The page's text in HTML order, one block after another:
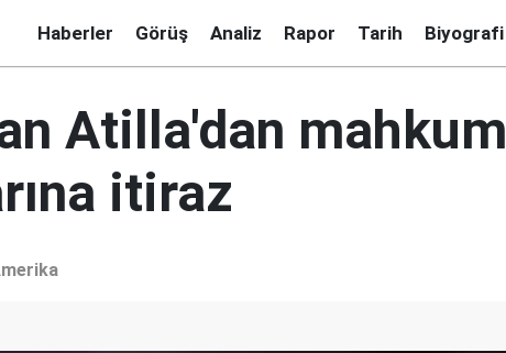
Haberler Görüş Analiz Rapor Tarih Biyografi
Atilla'dan
itiraz